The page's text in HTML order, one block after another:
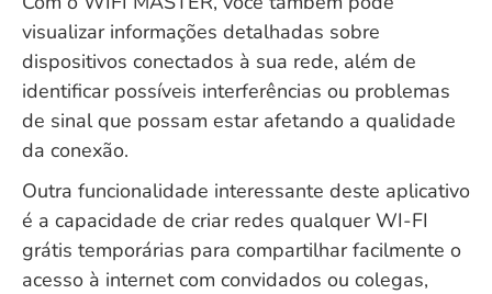
visualizar informações detalhadas sobre
dispositivos conectados à sua rede, além de
identificar possíveis interferências ou problemas
de sinal que possam estar afetando a qualidade
da conexão.
Outra funcionalidade interessante deste aplicativo
é a capacidade de criar redes qualquer WI-FI
grátis temporárias para compartilhar facilmente o
acesso à internet com convidados ou colegas,